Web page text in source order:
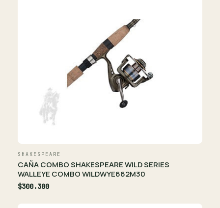
SHAKESPEARE
CAÑA COMBO SHAKESPEARE WILD SERIES
WALLEYE COMBO WILDWYE662M30
$300.300